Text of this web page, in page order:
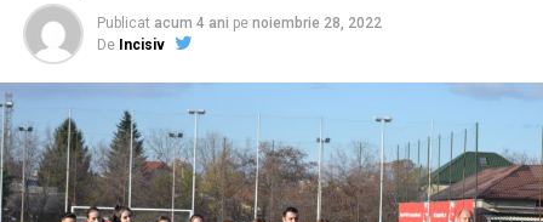
Publicat acum 4 ani pe noiembrie 28, 2022
De Incisiv